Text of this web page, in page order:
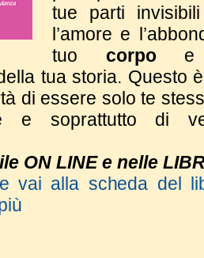
tue parti
l’amore e
tuo corpo
tua storia. Questo
di essere solo te
e soprattutto di
ON LINE e nelle
vai alla scheda del